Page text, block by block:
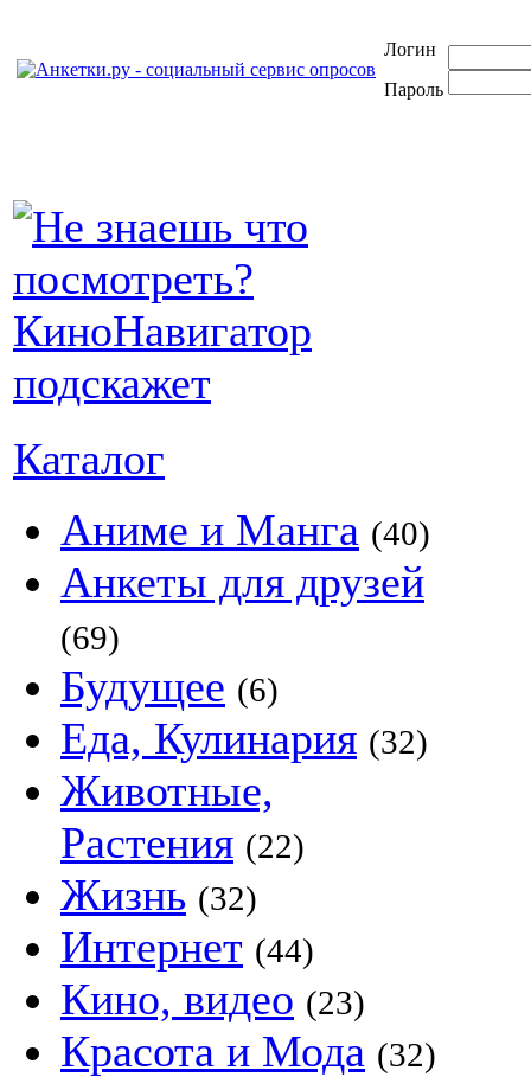
Логин
Пароль
Каталог
Аниме и Манга (40)
Анкеты для друзей
(69)
Будущее (6)
Еда, Кулинария (32)
Животные,
Растения (22)
Жизнь (32)
Интернет (44)
Кино, видео (23)
Красота и Мода (32)